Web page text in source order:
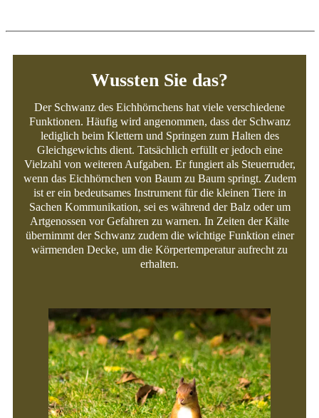
Wussten Sie das?
Der Schwanz des Eichhörnchens hat viele verschiedene
Funktionen. Häufig wird angenommen, dass der Schwanz
lediglich beim Klettern und Springen zum Halten des
Gleichgewichts dient. Tatsächlich erfüllt er jedoch eine
Vielzahl von weiteren Aufgaben. Er fungiert als Steuerruder,
wenn das Eichhörnchen von Baum zu Baum springt. Zudem
ist er ein bedeutsames Instrument für die kleinen Tiere in
Sachen Kommunikation, sei es während der Balz oder um
Artgenossen vor Gefahren zu warnen. In Zeiten der Kälte
übernimmt der Schwanz zudem die wichtige Funktion einer
wärmenden Decke, um die Körpertemperatur aufrecht zu
erhalten.